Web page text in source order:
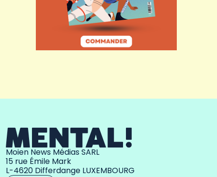
Moien News Médias SARL
15 rue Émile Mark
L-4620 Differdange LUXEMBOURG